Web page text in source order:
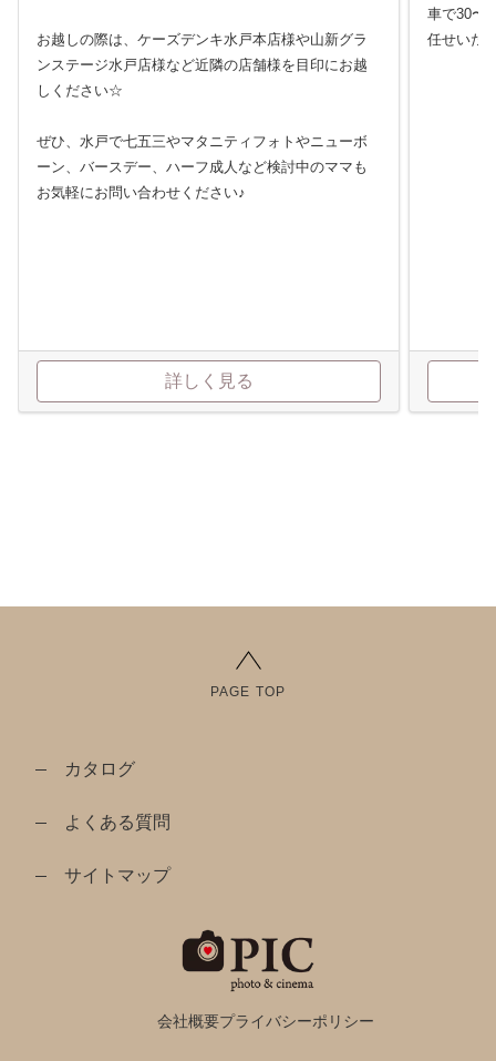
お越しの際は、ケーズデンキ水戸本店様や山新グラ
ンステージ水戸店様など近隣の店舗様を目印にお越
しください☆
ぜひ、水戸で七五三やマタニティフォトやニューボ
ーン、バースデー、ハーフ成人など検討中のママも
お気軽にお問い合わせください♪
詳しく見る
車で30〜
任せいた
PAGE TOP
カタログ
よくある質問
サイトマップ
会社概要プライバシーポリシー